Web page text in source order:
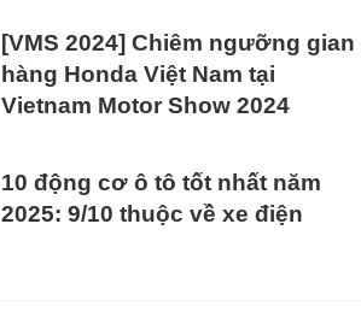
[VMS 2024] Chiêm ngưỡng gian
hàng Honda Việt Nam tại
Vietnam Motor Show 2024
10 động cơ ô tô tốt nhất năm
2025: 9/10 thuộc về xe điện